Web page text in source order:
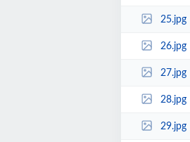
25.jpg
26.jpg
27.jpg
28.jpg
29.jpg